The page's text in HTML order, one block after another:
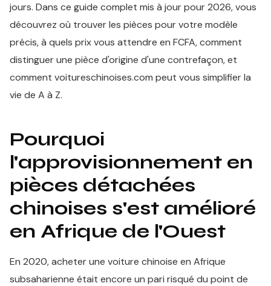
jours. Dans ce guide complet mis à jour pour 2026, vous
découvrez où trouver les pièces pour votre modèle
précis, à quels prix vous attendre en FCFA, comment
distinguer une pièce d'origine d'une contrefaçon, et
comment voitureschinoises.com peut vous simplifier la
vie de A à Z.
Pourquoi
l'approvisionnement en
pièces détachées
chinoises s'est amélioré
en Afrique de l'Ouest
En 2020, acheter une voiture chinoise en Afrique
subsaharienne était encore un pari risqué du point de